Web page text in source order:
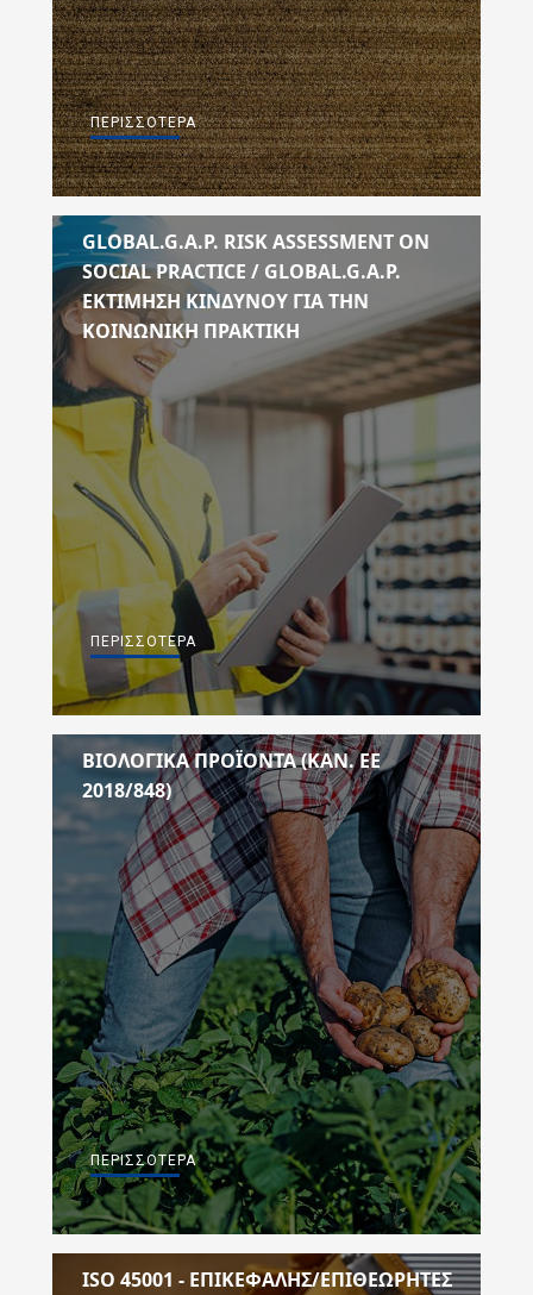
ΠΕΡΙΣΣΌΤΕΡΑ
GLOBAL.G.A.P. RISK ASSESSMENT ON
SOCIAL PRACTICE / GLOBAL.G.A.P.
ΕΚΤΊΜΗΣΗ ΚΙΝΔΎΝΟΥ ΓΙΑ ΤΗΝ
ΚΟΙΝΩΝΙΚΉ ΠΡΑΚΤΙΚΉ
ΠΕΡΙΣΣΌΤΕΡΑ
ΒΙΟΛΟΓΙΚΑ ΠΡΟΪΟΝΤΑ (ΚΑΝ. ΕE
2018/848)
ΠΕΡΙΣΣΌΤΕΡΑ
ISO 45001 - EΠΙΚΕΦΑΛΗΣ/ΕΠΙΘΕΩΡΗΤΕΣ